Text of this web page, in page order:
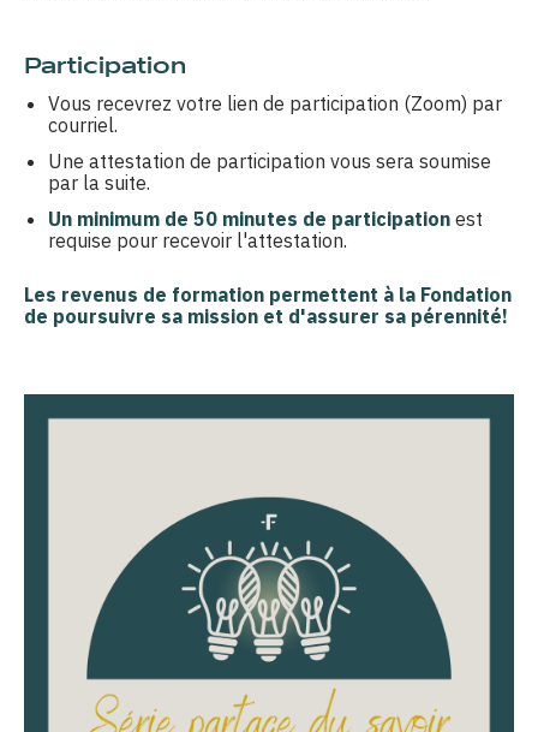
Participation
Vous recevrez votre lien de participation (Zoom) par
courriel.
Une attestation de participation vous sera soumise
par la suite.
Un minimum de 50 minutes de participation est
requise pour recevoir l'attestation.
Les revenus de formation permettent à la Fondation
de poursuivre sa mission et d'assurer sa pérennité!